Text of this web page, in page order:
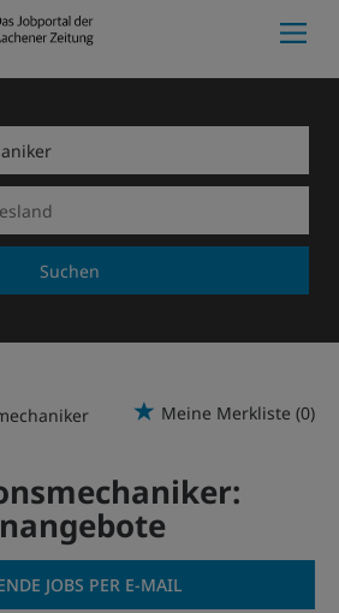
Suchen
Meine Merkliste (0)
JOBS PER E-MAIL